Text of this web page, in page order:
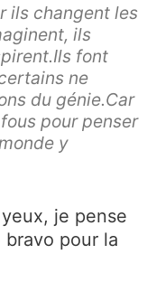
ils changent les
ils
font
ne
du génie.Car
pour penser
y
je pense
pour la